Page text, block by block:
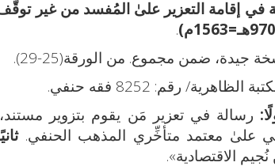
.
جيدة، ضمن مجموع. من الورقة(25-29).
الظاهرية/ رقم: 8252 فقه حنفي.
رسالة في تعزير مَن يقوم بتزوير
علىٰ معتمد متأخِّري المذهب الحنفي.
الاقتصادية».